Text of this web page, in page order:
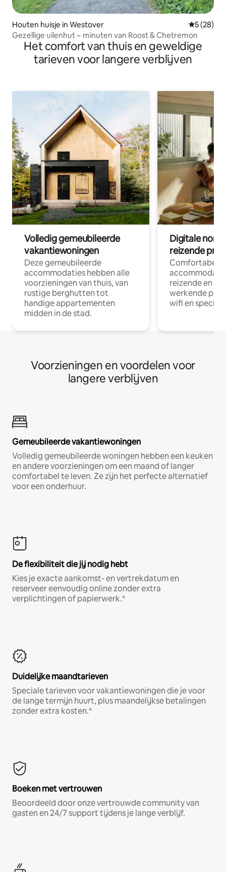
Houten huisje in Westover
5 (28)
Gezellige uilenhut ~ minuten van Roost & Chetremon
Het comfort van thuis en geweldige
tarieven voor langere verblijven
Volledig gemeubileerde
vakantiewoningen
Deze gemeubileerde
accommodaties hebben alle
voorzieningen van thuis, van
rustige berghutten tot
handige appartementen
midden in de stad.
Digitale
reizende
Comfortabele
reizende en
werkende
wifi en
Voorzieningen en voordelen voor
langere verblijven
Gemeubileerde vakantiewoningen
Volledig gemeubileerde woningen hebben een keuken
en andere voorzieningen om een maand of langer
comfortabel te leven. Ze zijn het perfecte alternatief
voor een onderhuur.
De flexibiliteit die jij nodig hebt
Kies je exacte aankomst- en vertrekdatum en
reserveer eenvoudig online zonder extra
verplichtingen of papierwerk.*
Duidelijke maandtarieven
Speciale tarieven voor vakantiewoningen die je voor
de lange termijn huurt, plus maandelijkse betalingen
zonder extra kosten.*
Boeken met vertrouwen
Beoordeeld door onze vertrouwde community van
gasten en 24/7 support tijdens je lange verblijf.